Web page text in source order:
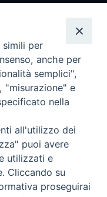
- Tutti i
per
anche per
semplici",
"misurazione" e
nella
all'utilizzo dei
puoi avere
utilizzati e
Cliccando su
proseguirai